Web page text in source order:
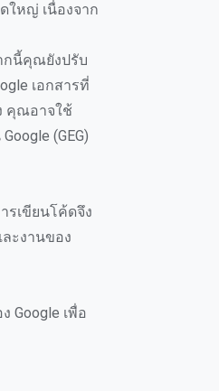
ใหญ่ เนื่องจาก
กนี้คุณยังปรับ
เอกสารที่
คุณอาจใช้
(GEG)
รเขียนโค้ดจึง
ะงานของ
Google เพื่อ